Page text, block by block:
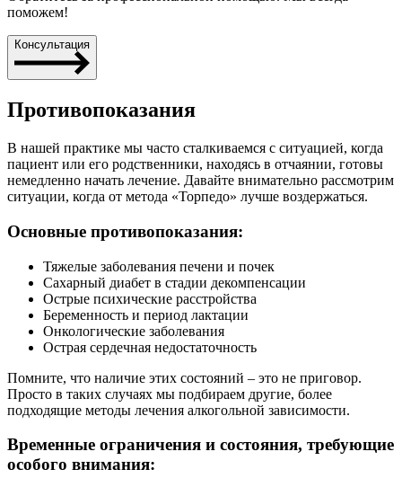
поможем!
Консультация
Противопоказания
В нашей практике мы часто сталкиваемся с ситуацией, когда
пациент или его родственники, находясь в отчаянии, готовы
немедленно начать лечение. Давайте внимательно рассмотрим
ситуации, когда от метода «Торпедо» лучше воздержаться.
Основные противопоказания:
Тяжелые заболевания печени и почек
Сахарный диабет в стадии декомпенсации
Острые психические расстройства
Беременность и период лактации
Онкологические заболевания
Острая сердечная недостаточность
Помните, что наличие этих состояний – это не приговор.
Просто в таких случаях мы подбираем другие, более
подходящие методы лечения алкогольной зависимости.
Временные ограничения и состояния, требующие
особого внимания: